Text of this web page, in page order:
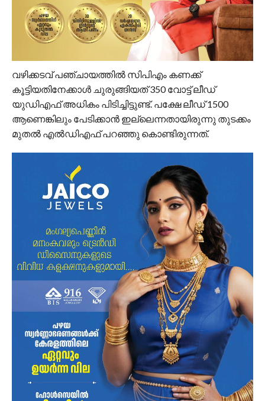
വഴിക്കടവ് പഞ്ചായത്തിൽ സിപിഎം കണക്ക്
കൂട്ടിയതിനേക്കാൾ ചുരുങ്ങിയത് 350 വോട്ട് ലീഡ്
യുഡിഎഫ് അധികം പിടിച്ചിട്ടുണ്ട്. പക്ഷേ ലീഡ് 1500
ആണെങ്കിലും പേടിക്കാൻ ഇല്ലെന്നതായിരുന്നു തുടക്കം
മുതൽ എൽഡിഎഫ് പറഞ്ഞു കൊണ്ടിരുന്നത്.